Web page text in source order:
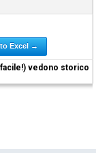
Excel →
vedono storico